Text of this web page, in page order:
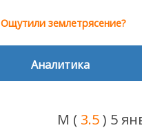
Ощутили землетрясение?
Аналитика
M ( 3.5) 5